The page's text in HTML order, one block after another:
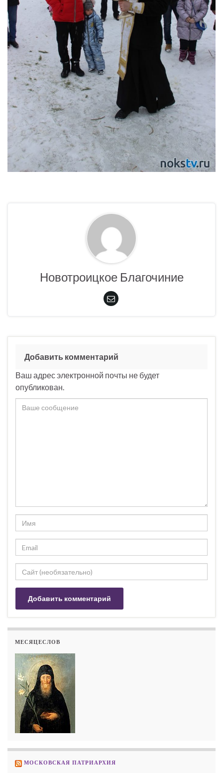
Новотроицкое Благочиние
Добавить комментарий
Ваш адрес электронной почты не будет
опубликован.
МЕСЯЦЕСЛОВ
МОСКОВСКАЯ ПАТРИАРХИЯ